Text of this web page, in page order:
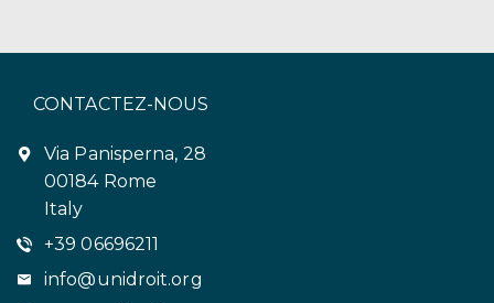
CONTACTEZ-NOUS
Via Panisperna, 28
00184 Rome
Italy
+39 06696211
info@unidroit.org